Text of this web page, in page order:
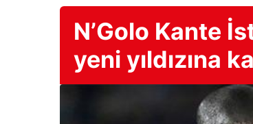
N’Golo Kante
yeni yıldızına